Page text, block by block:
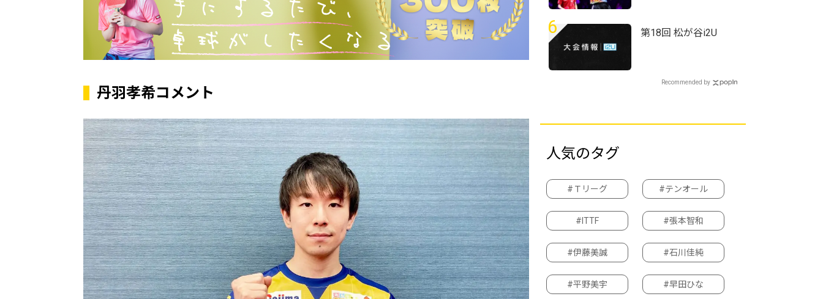
丹羽孝希コメント
2026＞
6 第18回 松が谷i2U
Recommended by
人気のタグ
#Ｔリーグ #テンオール
#ITTF #張本智和
#伊藤美誠 #石川佳純
#平野美宇 #早田ひな